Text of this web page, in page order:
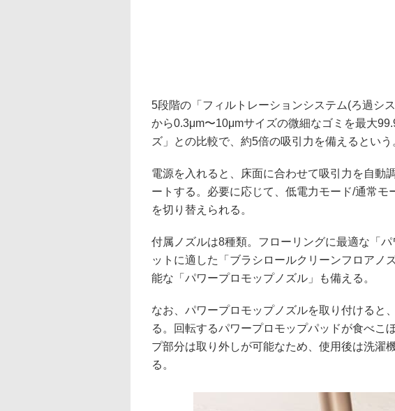
5段階の「フィルトレーションシステム(ろ過シ
から0.3μm〜10μmサイズの微細なゴミを最大
ズ」との比較で、約5倍の吸引力を備えるという
電源を入れると、床面に合わせて吸引力を自動
ートする。必要に応じて、低電力モード/通常モ
を切り替えられる。
付属ノズルは8種類。フローリングに最適な「
ットに適した「ブラシロールクリーンフロアノ
能な「パワープロモップノズル」も備える。
なお、パワープロモップノズルを取り付けると
る。回転するパワープロモップパッドが食べこ
プ部分は取り外しが可能なため、使用後は洗濯
る。